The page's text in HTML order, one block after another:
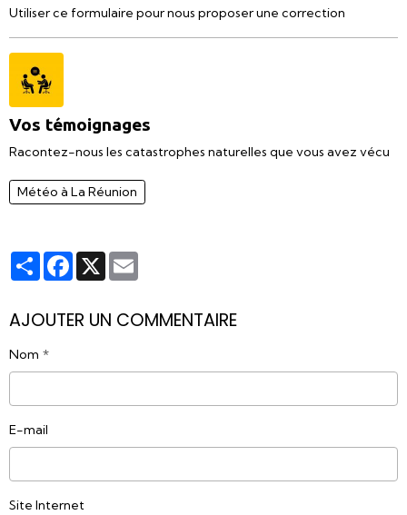
Utiliser ce formulaire pour nous proposer une correction
Vos témoignages
Racontez-nous les catastrophes naturelles que vous avez vécu
Météo à La Réunion
PartagerFacebook
X
AJOUTER UN COMMENTAIRE
Nom
E-mail
Site Internet